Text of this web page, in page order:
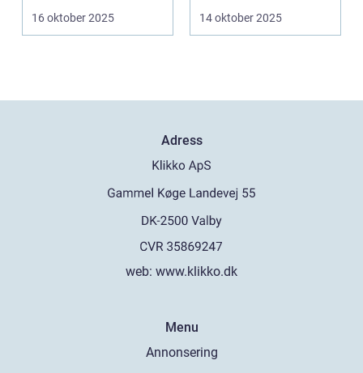
16 oktober 2025
uppdatera dokument,
14 oktober 2025
Adress
web: www.klikko.dk
Menu
Annonsering